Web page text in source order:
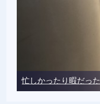
忙しかったり暇だっ